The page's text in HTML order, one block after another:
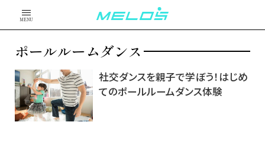
MENU
ポールルームダンス
社交ダンスを親子で学ぼう！はじめ
てのポールルームダンス体験